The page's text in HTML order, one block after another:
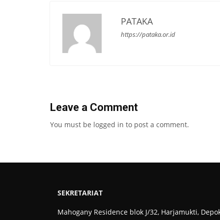
PATAKA
https://pataka.or.id
Leave a Comment
You must be logged in to post a comment.
SEKRETARIAT
Mahogany Residence blok J/32, Harjamukti,